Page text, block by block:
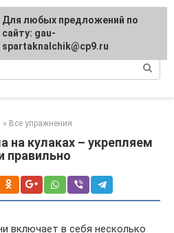
здоровья
» Все упражнения
на кулаках – укрепляем
правильно
включает в себя несколько
Для любых предложений по
сайту: gau-
spartaknalchik@cp9.ru